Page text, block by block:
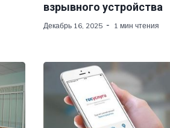
взрывного устройства
Декабрь 16, 2025 1 мин чтения